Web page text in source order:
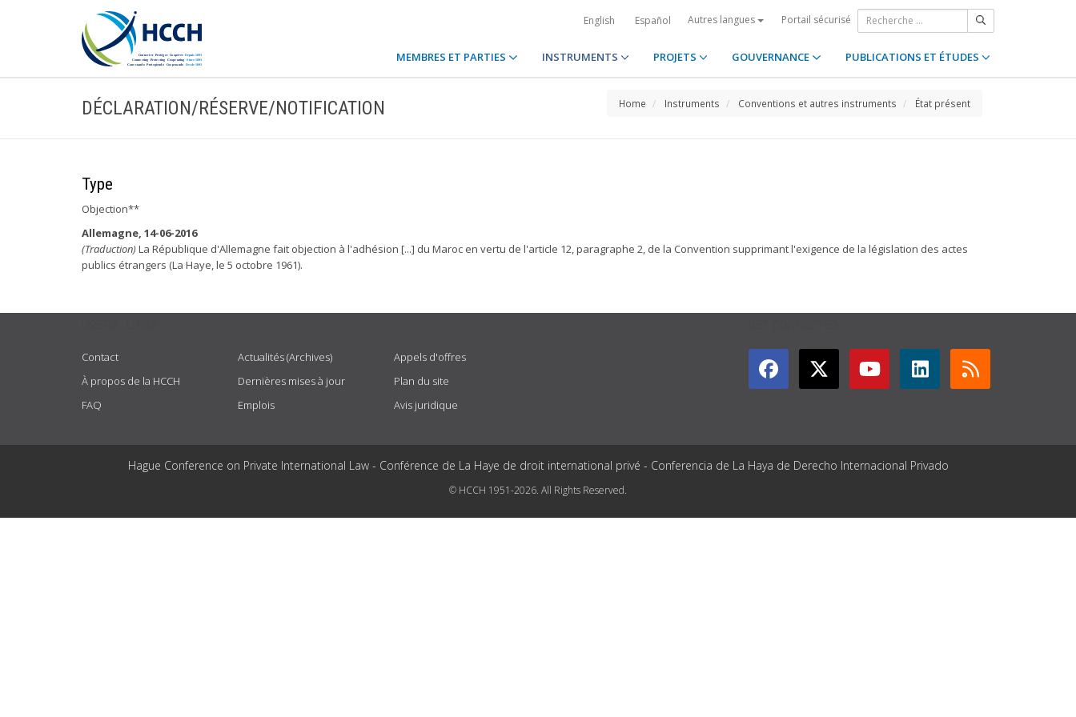
English Español Autres langues Portail sécurisé
MEMBRES ET PARTIES INSTRUMENTS PROJETS GOUVERNANCE PUBLICATIONS ET ÉTUDES
DÉCLARATION/RÉSERVE/NOTIFICATION Home Instruments Conventions et autres instruments État présent
Type
Objection**
Allemagne, 14-06-2016
(Traduction)La République d'Allemagne fait objection à l'adhésion [...] du Maroc en vertu de l'article 12, paragraphe 2, de la Convention supprimant l'exigence de la législation des actes
publics étrangers (La Haye, le 5 octobre 1961).
Contact
À propos de la HCCH
FAQ
Actualités (Archives)
Dernières mises à jour
Emplois
Appels d'offres
Plan du site
Avis juridique
Hague Conference on Private International Law - Conférence de La Haye de droit international privé - Conferencia de La Haya de Derecho Internacional Privado
© HCCH 1951-2026. All Rights Reserved.